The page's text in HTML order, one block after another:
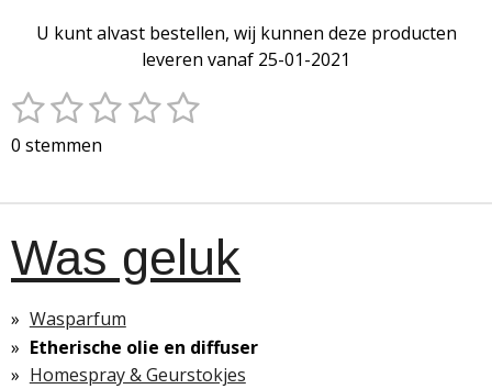
U kunt alvast bestellen, wij kunnen deze producten
leveren vanaf 25-01-2021
R
a
t
n
0
s
t
1
s
e
r
2
s
e
r
r
e
n
3
s
e
r
r
e
n
4
e
r
r
e
n
5
e
r
r
n
S
m
n
0 stemmen
Was geluk
Wasparfum
Etherische olie en diffuser
Homespray & Geurstokjes